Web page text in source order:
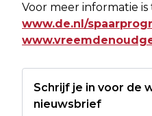
Voor meer informatie
www.de.nl/
Schrijf je in voor de
nieuwsbrief